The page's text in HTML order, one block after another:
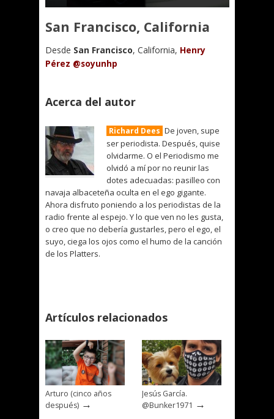
San Francisco, California
Desde San Francisco, California, Henry
Pérez @soyunhp
Acerca del autor
Richard Dees De joven, supe
ser periodista. Después, quise
olvidarme. O el Periodismo me
olvidó a mí por no reunir las
dotes adecuadas: pasilleo con
navaja albaceteña oculta en el ego gigante.
Ahora disfruto poniendo a los periodistas de la
radio frente al espejo. Y lo que ven no les gusta,
o creo que no debería gustarles, pero el ego, el
suyo, ciega los ojos como el humo de la canción
de los Platters.
Artículos relacionados
Arturo (cinco años
después) →
Jesús García.
@Bunker1971 →